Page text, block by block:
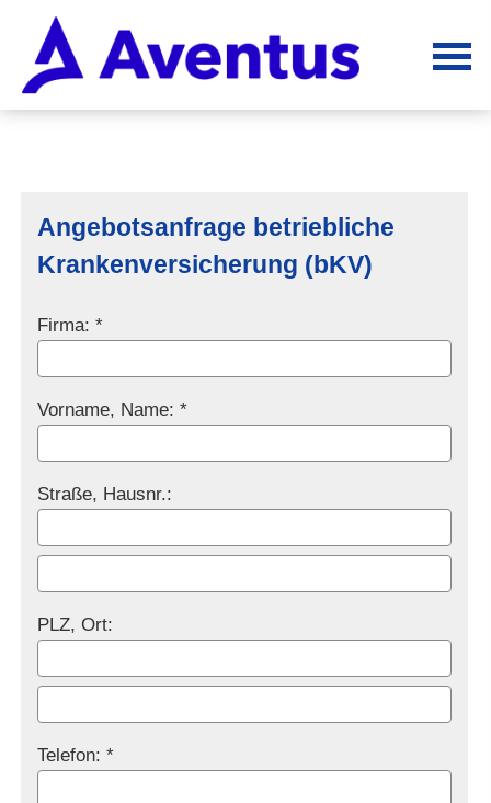
Angebotsanfrage betriebliche
Kranken­ver­si­che­rung (bKV)
Firma: *
Vorname, Name: *
Straße, Hausnr.:
PLZ, Ort:
Telefon: *